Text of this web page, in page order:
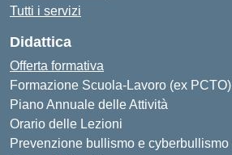
Tutti i servizi
Didattica
Offerta formativa
Formazione Scuola-Lavoro (ex PCTO)
Piano Annuale delle Attività
Orario delle Lezioni
Prevenzione bullismo e cyberbullismo